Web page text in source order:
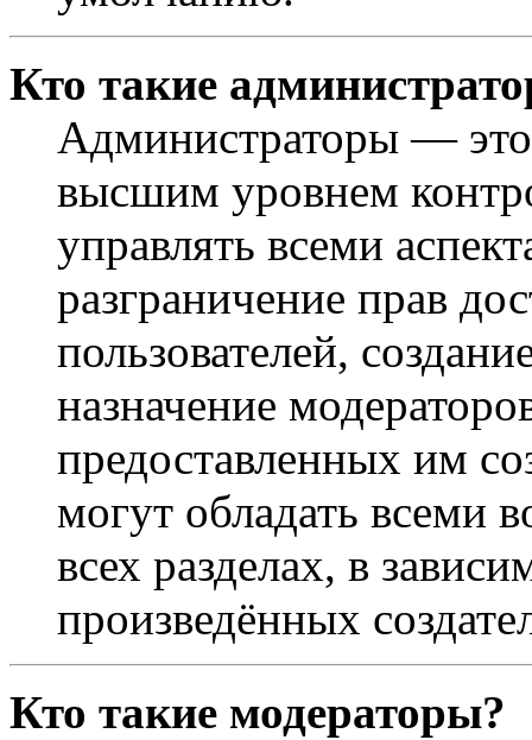
Кто такие
Администраторы — это
высшим уровнем
управлять всеми
разграничение прав
пользователей,
назначение
предоставленных им
могут обладать всеми
всех разделах, в
произведённых
Кто такие модераторы?